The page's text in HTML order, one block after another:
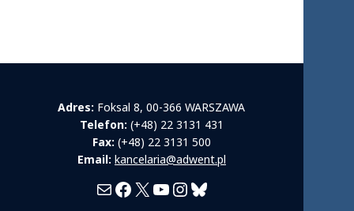
Adres: Foksal 8, 00-366 WARSZAWA
Telefon: (+48) 22 3131 431
Fax: (+48) 22 3131 500
Email: kancelaria@adwent.pl
MailFacebook
X YouTube
Instagram
Bluesky